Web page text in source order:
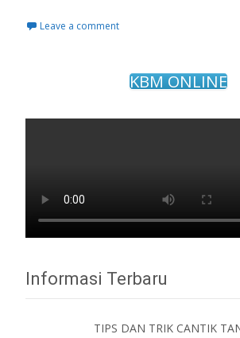
Leave a comment
KBM ONLINE
Informasi Terbaru
TIPS DAN TRIK CANTIK